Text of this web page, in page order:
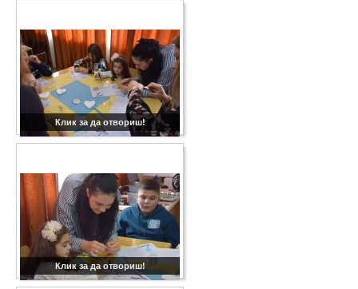
Клик за да отвориш!
Клик за да отвориш!